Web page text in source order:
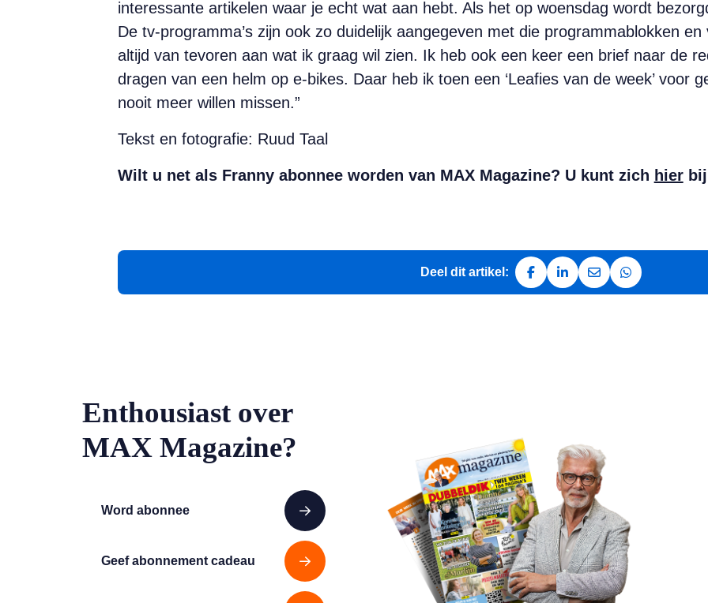
interessante artikelen waar je echt wat aan hebt. Als het op woensdag wordt
De tv-programma’s zijn ook zo duidelijk aangegeven met die programmablokken
altijd van tevoren aan wat ik graag wil zien. Ik heb ook een keer een brief naar de
dragen van een helm op e-bikes. Daar heb ik toen een ‘Leafies van de week’ voor
nooit meer willen missen.”
Tekst en fotografie: Ruud Taal
Wilt u net als Franny abonnee worden van MAX Magazine? U kunt zich hierbij
Deel dit artikel:
Deel op Facebook
Deel op LinkedIn
Deel via e-mail
Deel via
Enthousiast over
MAX Magazine?
Word abonnee
Geef abonnement cadeau